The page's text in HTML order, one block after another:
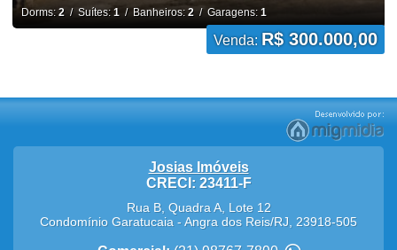
Dorms: 2/ Suítes:1/ Banheiros: 2/ Garagens: 1
Venda: R$ 300.000,00
Josias Imóveis
CRECI: 23411-F
Rua B, Quadra A, Lote 12
Condomínio Garatucaia -Angra dos Reis/RJ, 23918-505